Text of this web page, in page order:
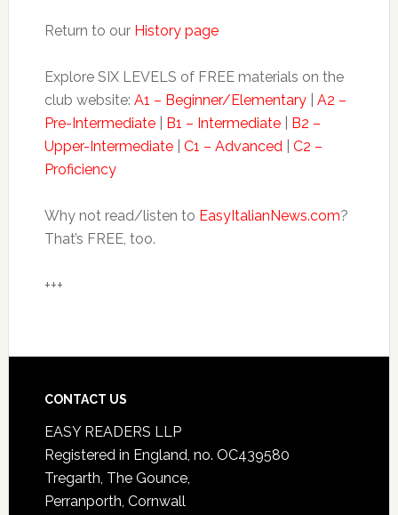
Return to our History page
Explore SIX LEVELS of FREE materials on the
club website: A1 – Beginner/Elementary| A2 –
Pre-Intermediate| B1 – Intermediate| B2 –
Upper-Intermediate| C1 – Advanced| C2 –
Proficiency
Why not read/listen to EasyItalianNews.com?
That’s FREE, too.
+++
CONTACT US
EASY READERS LLP
Registered in England, no. OC439580
Tregarth, The Gounce,
Perranporth, Cornwall